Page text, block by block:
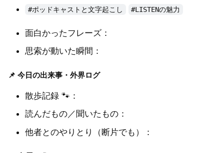
#ポッドキャストと文字起こし #LISTENの魅力
面白かったフレーズ：
思索が動いた瞬間：
📌 今日の出来事・外界ログ
散歩記録 🐾：
読んだもの／聞いたもの：
他者とのやりとり（断片でも）：